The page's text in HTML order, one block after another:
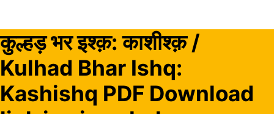
कुल्हड़ भर इश्क़: काशीश्क़ /
Kulhad Bhar Ishq:
Kashishq PDF Download